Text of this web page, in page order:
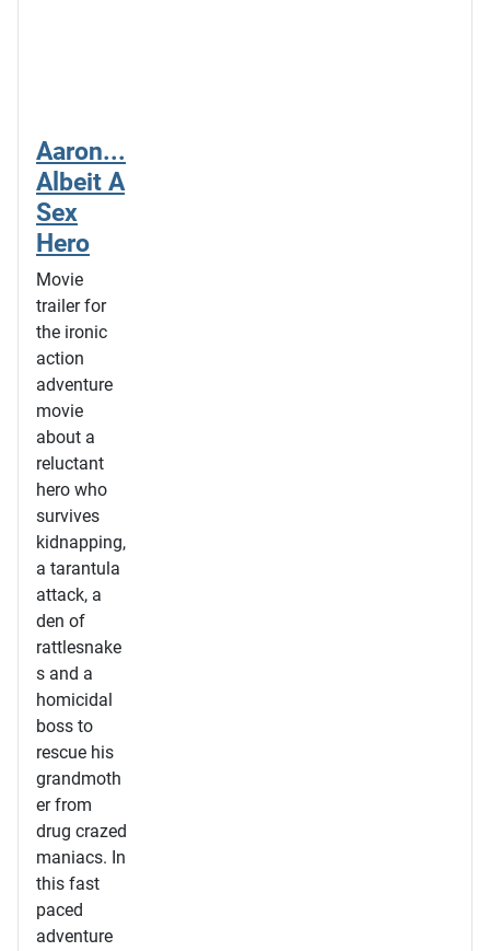
Aaron...
Albeit A
Sex
Hero
Movie
trailer for
the ironic
action
adventure
movie
about a
reluctant
hero who
survives
kidnapping,
a tarantula
attack, a
den of
rattlesnake
s and a
homicidal
boss to
rescue his
grandmoth
er from
drug crazed
maniacs. In
this fast
paced
adventure